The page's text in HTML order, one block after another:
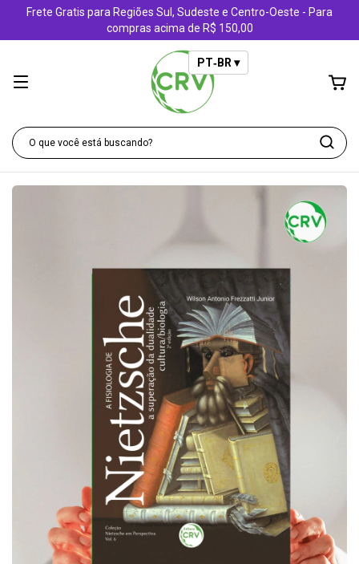
Frete Gratis para Regiões Sul, Sudeste e Centro-Oeste - Para
compras acima de R$ 150,00
PT‑BR ▾